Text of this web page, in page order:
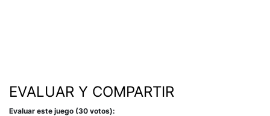
EVALUAR Y COMPARTIR
Evaluar este juego (30 votos):